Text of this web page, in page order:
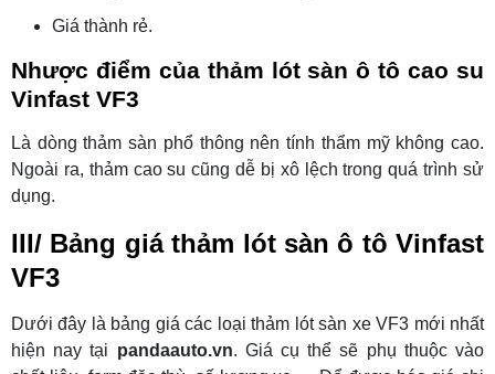
Giá thành rẻ.
Nhược điểm của thảm lót sàn ô tô cao su
Vinfast VF3
Là dòng thảm sàn phổ thông nên tính thẩm mỹ không cao.
Ngoài ra, thảm cao su cũng dễ bị xô lệch trong quá trình sử
dụng.
III/ Bảng giá thảm lót sàn ô tô Vinfast
VF3
Dưới đây là bảng giá các loại thảm lót sàn xe VF3 mới nhất
hiện nay tại pandaauto.vn. Giá cụ thể sẽ phụ thuộc vào